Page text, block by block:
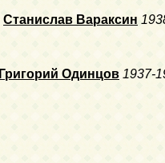
Станислав Вараксин
Григорий Одинцов 1937-